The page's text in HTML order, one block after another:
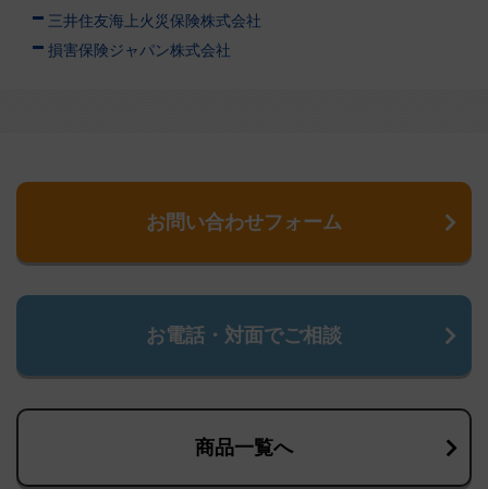
三井住友海上火災保険株式会社
損害保険ジャパン株式会社
お問い合わせフォーム
お電話・対面でご相談
商品一覧へ